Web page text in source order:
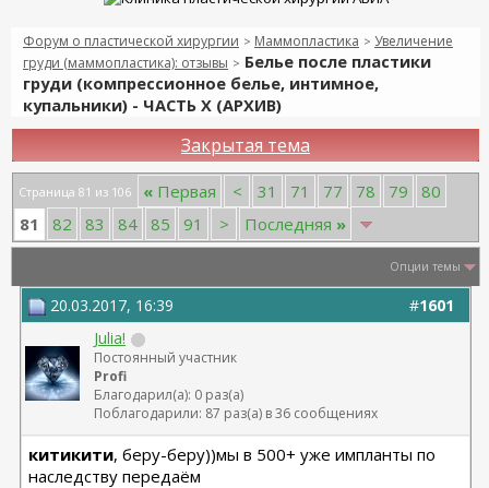
Форум о пластической хирургии > Маммопластика > Увеличение
груди (маммопластика): отзывы > Белье после пластики
груди (компрессионное белье, интимное,
купальники) - ЧАСТЬ Х (АРХИВ)
Закрытая тема
Страница 81 из 106 « Первая < 31 71 77 78 79
80
81
82 83 84 85 91 > Последняя »
Опции темы
#1601
20.03.2017, 16:39
Julia!
Постоянный участник
Profi
Благодарил(а): 0 раз(а)
Поблагодарили: 87 раз(а) в 36 сообщениях
китикити, беру-беру))мы в 500+ уже импланты по
наследству передаём